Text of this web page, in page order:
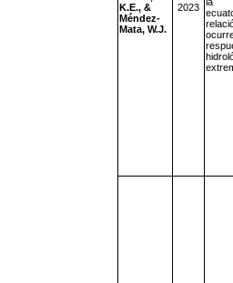
K.E., &
Méndez-
Mata, W.J.
2023